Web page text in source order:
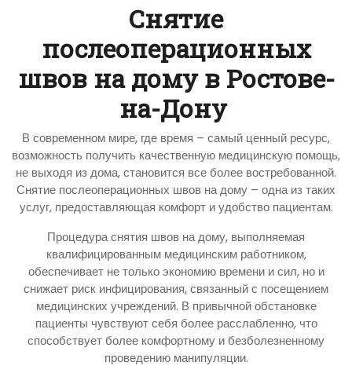
Снятие
послеоперационных
швов на дому в Ростове-
на-Дону
В современном мире, где время – самый ценный ресурс,
возможность получить качественную медицинскую помощь,
не выходя из дома, становится все более востребованной.
Снятие послеоперационных швов на дому – одна из таких
услуг, предоставляющая комфорт и удобство пациентам.
Процедура снятия швов на дому, выполняемая
квалифицированным медицинским работником,
обеспечивает не только экономию времени и сил, но и
снижает риск инфицирования, связанный с посещением
медицинских учреждений. В привычной обстановке
пациенты чувствуют себя более расслабленно, что
способствует более комфортному и безболезненному
проведению манипуляции.